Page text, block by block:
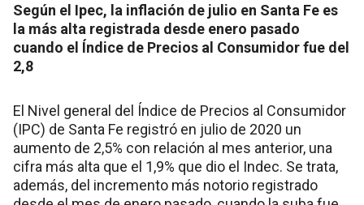
Según el Ipec, la inflación de julio en Santa Fe es
la más alta registrada desde enero pasado
cuando el Índice de Precios al Consumidor fue del
2,8
El Nivel general del Índice de Precios al Consumidor
(IPC) de Santa Fe registró en julio de 2020 un
aumento de 2,5% con relación al mes anterior, una
cifra más alta que el 1,9% que dio el Indec. Se trata,
además, del incremento más notorio registrado